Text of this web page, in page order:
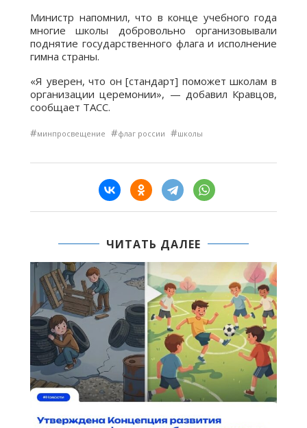
Министр напомнил, что в конце учебного года
многие школы добровольно организовывали
поднятие государственного флага и исполнение
гимна страны.
«Я уверен, что он [стандарт] поможет школам в
организации церемонии», — добавил Кравцов,
сообщает ТАСС.
#минпросвещение #флаг россии #школы
ЧИТАТЬ ДАЛЕЕ